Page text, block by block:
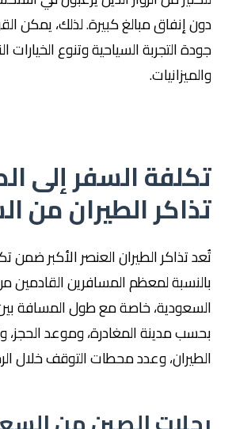
إنفاق مبالغ كبيرة. لذلك، يمكن القول
التجربة السياحية وتنوع الخيارات
السفر إلى
الطيران من
تذاكر الطيران العنصر الأكبر ضمن
لمعظم المسافرين القادمين من
خاصة مع طول المسافة بين
مدينة المغادرة، وموعد الحجز،
وعدد محطات التوقف خلال الرحلة.